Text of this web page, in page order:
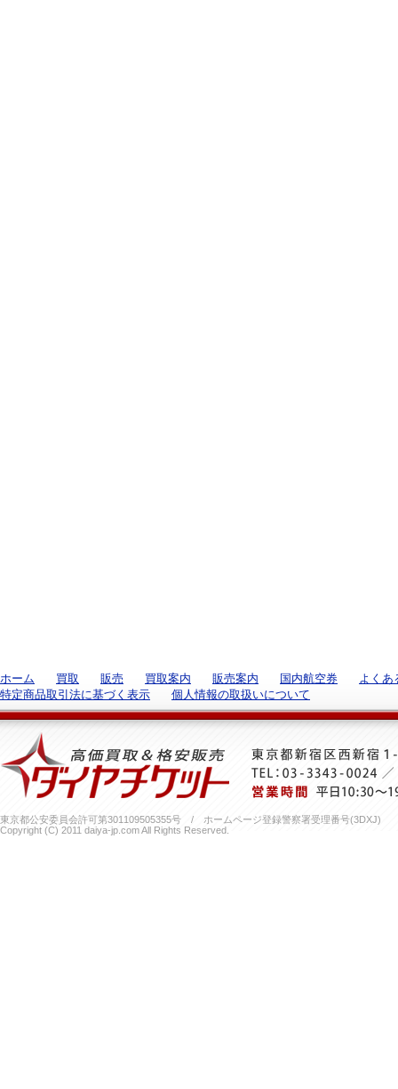
ホーム 買取 販売 買取案内 販売案内 国内航空券
よくあ
特定商品取引法に基づく表示
個人情報の取扱いについて
東京都公安委員会許可第301109505355号 / ホームページ登録警察署受理番号(3DXJ)
Copyright (C) 2011 daiya-jp.com All Rights Reserved.